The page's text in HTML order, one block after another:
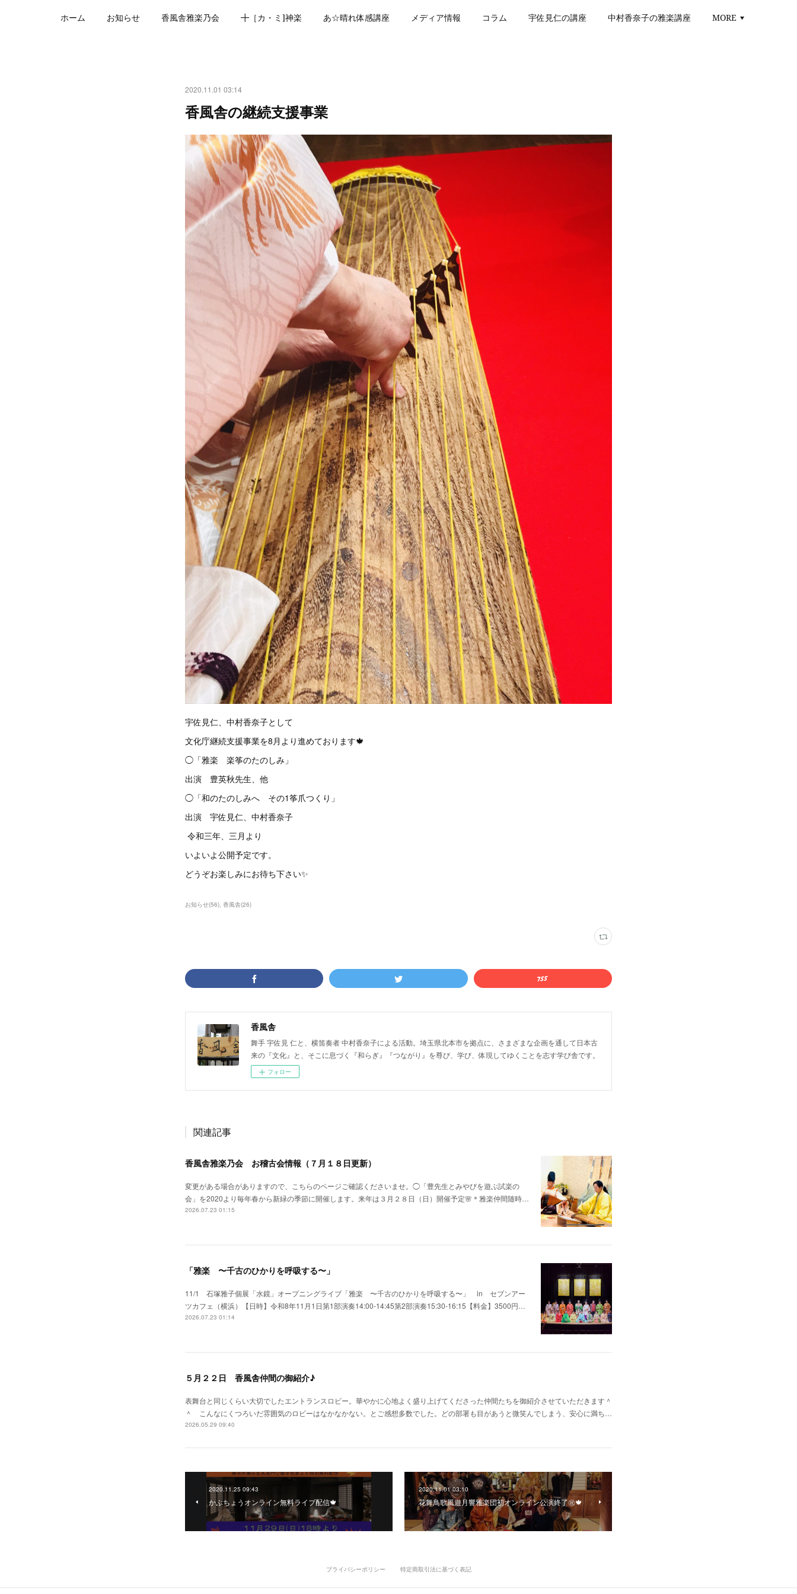
ホーム お知らせ 香風舎雅楽乃会 ╋［カ・ミ]神楽 あ☆晴れ体感講座 メディア情報 コラム 宇佐見仁の講座 中村香奈子の雅楽講座 MORE
2020.11.01 03:14
香風舎の継続支援事業
宇佐見仁、中村香奈子として
文化庁継続支援事業を8月より進めております🍁
◯「雅楽 楽筝のたのしみ」
出演 豊英秋先生、他
◯「和のたのしみへ その1筝爪つくり」
出演 宇佐見仁、中村香奈子
令和三年、三月より
いよいよ公開予定です。
どうぞお楽しみにお待ち下さい✨
お知らせ(56) 香風舎(26)
香風舎
舞手 宇佐見 仁と、横笛奏者 中村香奈子による活動。埼玉県北本市を拠点に、さまざまな企画を通して日本古
来の『文化』と、そこに息づく『和らぎ』『つながり』を尊び、学び、体現してゆくことを志す学び舎です。
フォロー
関連記事
香風舎雅楽乃会 お稽古会情報（７月１８日更新）
変更がある場合がありますので、こちらのページご確認くださいませ。◯「豊先生とみやびを遊ぶ試楽の
会」を2020より毎年春から新緑の季節に開催します。来年は３月２８日（日）開催予定🌸＊雅楽仲間随時…
2026.07.23 01:15
「雅楽 〜千古のひかりを呼吸する〜」
11/1 石塚雅子個展「水鏡」オープニングライブ「雅楽 〜千古のひかりを呼吸する〜」 in セブンアー
ツカフェ（横浜）【日時】令和8年11月1日第1部演奏14:00-14:45第2部演奏15:30-16:15【料金】3500円…
2026.07.23 01:14
５月２２日 香風舎仲間の御紹介♪
表舞台と同じくらい大切でしたエントランスロビー。華やかに心地よく盛り上げてくださった仲間たちを御紹介させていただきます＾
＾ こんなにくつろいだ雰囲気のロビーはなかなかない。とご感想多数でした。どの部署も目があうと微笑んでしまう、安心に満ち…
2026.05.29 09:40
2020.11.25 09:43
かぶちょうオンライン無料ライブ配信🍁
2020.11.01 03:10
花舞鳥歌風遊月響雅楽団初オンライン公演終了㊗️🍁
プライバシーポリシー 特定商取引法に基づく表記